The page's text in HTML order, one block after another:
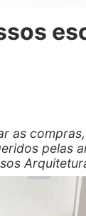
as
pelas